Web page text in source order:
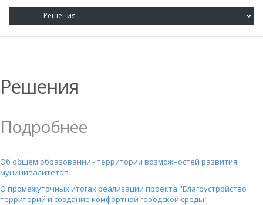
Решения
Подробнее
Об общем образовании - территории возможностей развития
муниципалитетов
О промежуточных итогах реализации проекта "Благоустройство
территорий и создание комфортной городской среды"